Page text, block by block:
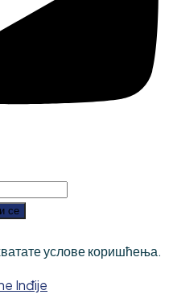
се
услове коришћења.